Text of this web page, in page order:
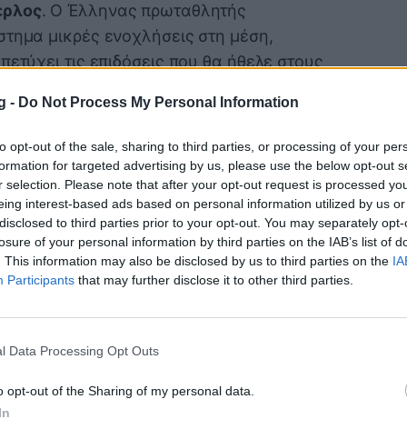
- Do Not Process My Personal Information
opt-out of the sale, sharing to third parties, or processing of your
for targeted advertising by us, please use the below opt-out
selection. Please note that after your opt-out request is processed
interest-based ads based on personal information utilized by us
to third parties prior to your opt-out. You may separately
of your personal information by third parties on the IAB’s list of
This information may also be disclosed by us to third parties on the
Participants that may further disclose it to other third parties.
Data Processing Opt Outs
opt-out of the Sharing of my personal data.
. Ο Έλληνας πρωταθλητής
μικρές ενοχλήσεις στη μέση,
τις επιδόσεις που θα ήθελε στους
δρόμοι ταχύτητας, με κορυφαία
το «παρών». Η
Πολυνίκη
μετά τον τραυματισμό της,
23.22 στα 200 μ. στα Παπαφλέσσεια, και
ακόμη περισσότερο τις επιδόσεις της. Σε
ηΡαφαέλα Σπανουδάκη, η οποία θα
κούρσες της χρονιάς. Οι δύο
μ. όσο και στα 200 μέτρα.
και η παρουσία της 17χρονηςΕλένης
για πρώτη φορά στην καριέρα
Τσουκαλά απέσυρε τη συμμετοχή της
Το πανελλήνιο ρεκόρ Κ18 θα